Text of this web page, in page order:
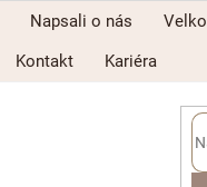
Napsali o nás
Kontakt Kariéra